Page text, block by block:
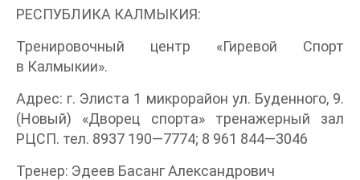
РЕСПУБЛИКА КАЛМЫКИЯ:
Тренировочный центр «Гиревой Спорт
в Калмыкии».
Адрес: г. Элиста 1 микрорайон ул. Буденного, 9.
(Новый) «Дворец спорта» тренажерный зал
РЦСП. тел. 8937 190—7774; 8 961 844—3046
Тренер: Эдеев Басанг Александрович